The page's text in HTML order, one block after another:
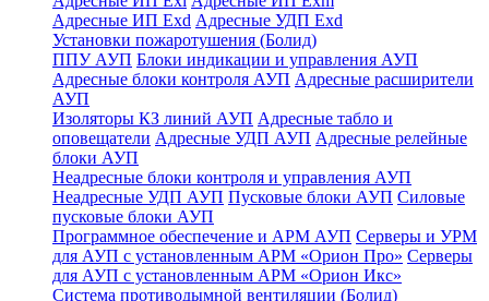
Адресные ИП Exd Адресные УДП Exd
Установки пожаротушения (Болид)
ППУ АУП Блоки индикации и управления АУП
Адресные блоки контроля АУП Адресные расширители
АУП
Изоляторы КЗ линий АУП Адресные табло и
оповещатели Адресные УДП АУП Адресные релейные
блоки АУП
Неадресные блоки контроля и управления АУП
Неадресные УДП АУП Пусковые блоки АУП Силовые
пусковые блоки АУП
Программное обеспечение и АРМ АУП Серверы и УРМ
для АУП с установленным АРМ «Орион Про» Серверы
для АУП с установленным АРМ «Орион Икс»
Система противодымной вентиляции (Болид)